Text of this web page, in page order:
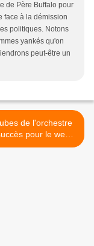
de Père Buffalo pour
face à la démission
politiques. Notons
yankés qu'on
peut-être un
de l'orchestre
pour le week-
end. >